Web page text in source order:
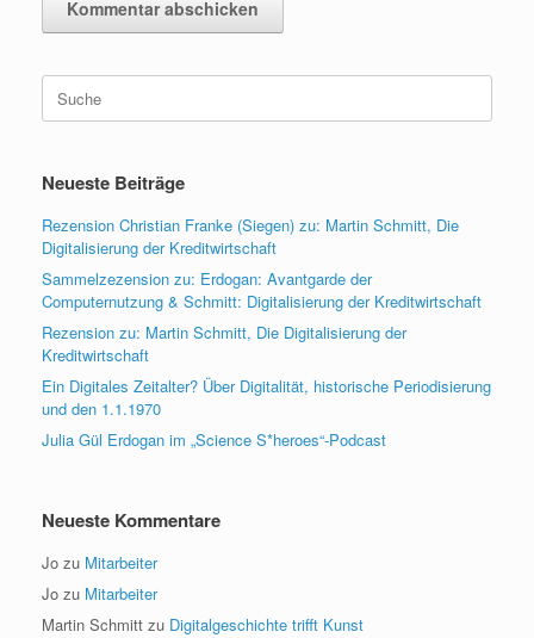
nach:
Neueste Beiträge
Rezension Christian Franke (Siegen) zu: Martin Schmitt, Die
Digitalisierung der Kreditwirtschaft
Sammelzezension zu: Erdogan: Avantgarde der
Computernutzung & Schmitt: Digitalisierung der Kreditwirtschaft
Rezension zu: Martin Schmitt, Die Digitalisierung der
Kreditwirtschaft
Ein Digitales Zeitalter? Über Digitalität, historische Periodisierung
und den 1.1.1970
Julia Gül Erdogan im „Science S*heroes“-Podcast
Neueste Kommentare
Jo zu Mitarbeiter
Jo zu Mitarbeiter
Martin Schmitt zu Digitalgeschichte trifft Kunst